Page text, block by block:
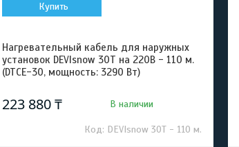
Купить
Нагревательный кабель для наружных
установок DEVIsnow 30T на 220В - 110 м.
(DTCE-30, мощность: 3290 Вт)
223 880 ₸ В наличии
DEVIsnow 30T - 110 м.